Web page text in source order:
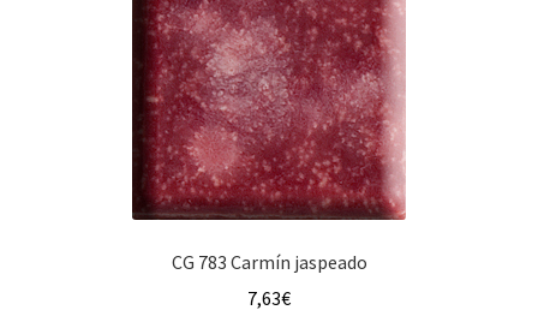
CG 783 Carmín jaspeado
7,63€